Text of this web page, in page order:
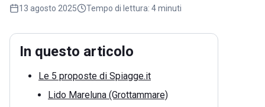
13 agosto 2025 Tempo di lettura: 4 minuti
In questo articolo
Le 5 proposte di Spiagge.it
Lido Mareluna (Grottammare)